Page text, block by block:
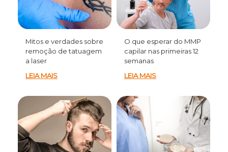
Mitos e verdades sobre
remoção de tatuagem
a laser
LEIA MAIS
O que esperar do MMP
capilar nas primeiras 12
semanas
LEIA MAIS